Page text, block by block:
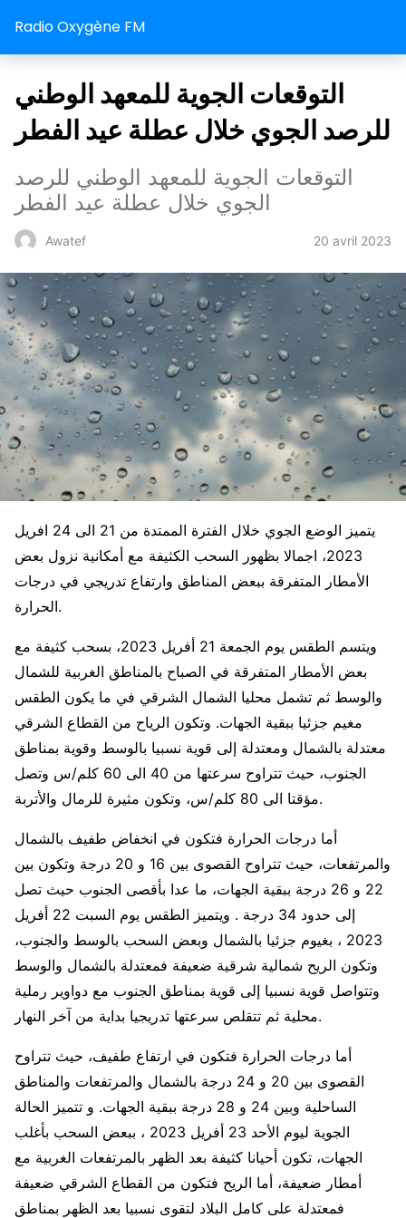
Radio Oxygène FM
التوقعات الجوية للمعهد الوطني
للرصد الجوي خلال عطلة عيد الفطر
التوقعات الجوية للمعهد الوطني للرصد
الجوي خلال عطلة عيد الفطر
Awatef 20 avril 2023
يتميز الوضع الجوي خلال الفترة الممتدة من 21 الى 24 افريل
2023، اجمالا بظهور السحب الكثيفة مع أمكانية نزول بعض
الأمطار المتفرقة ببعض المناطق وارتفاع تدريجي في درجات
الحرارة.
ويتسم الطقس يوم الجمعة 21 أفريل 2023، بسحب كثيفة مع
بعض الأمطار المتفرقة في الصباح بالمناطق الغربية للشمال
والوسط ثم تشمل محليا الشمال الشرقي في ما يكون الطقس
مغيم جزئيا ببقية الجهات. وتكون الرياح من القطاع الشرقي
معتدلة بالشمال ومعتدلة إلى قوية نسبيا بالوسط وقوية بمناطق
الجنوب، حيث تتراوح سرعتها من 40 الى 60 كلم/س وتصل
مؤقتا الى 80 كلم/س، وتكون مثيرة للرمال والأتربة.
أما درجات الحرارة فتكون في انخفاض طفيف بالشمال
والمرتفعات، حيث تتراوح القصوى بين 16 و 20 درجة وتكون بين
22 و 26 درجة ببقية الجهات، ما عدا بأقصى الجنوب حيث تصل
إلى حدود 34 درجة . ويتميز الطقس يوم السبت 22 أفريل
2023 ، بغيوم جزئيا بالشمال وبعض السحب بالوسط والجنوب،
وتكون الريح شمالية شرقية ضعيفة فمعتدلة بالشمال والوسط
وتتواصل قوية نسبيا إلى قوية بمناطق الجنوب مع دواوير رملية
محلية ثم تتقلص سرعتها تدريجيا بداية من آخر النهار.
أما درجات الحرارة فتكون في ارتفاع طفيف، حيث تتراوح
القصوى بين 20 و 24 درجة بالشمال والمرتفعات والمناطق
الساحلية وبين 24 و 28 درجة ببقية الجهات. و تتميز الحالة
الجوية ليوم الأحد 23 أفريل 2023 ، ببعض السحب بأغلب
الجهات، تكون أحيانا كثيفة بعد الظهر بالمرتفعات الغربية مع
أمطار ضعيفة، أما الريح فتكون من القطاع الشرقي ضعيفة
فمعتدلة على كامل البلاد لتقوى نسبيا بعد الظهر بمناطق